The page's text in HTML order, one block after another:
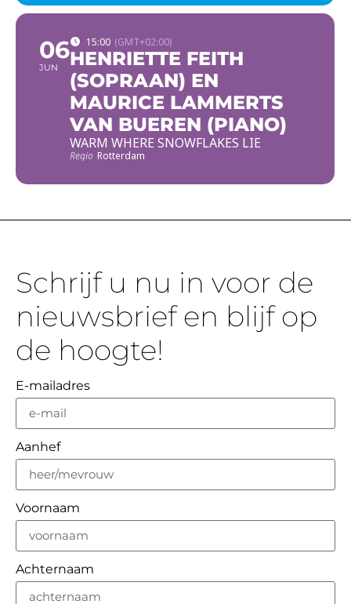
06
JUN
15:00 (GMT+02:00)
HENRIETTE FEITH
(SOPRAAN) EN
MAURICE LAMMERTS
VAN BUEREN (PIANO)
WARM WHERE SNOWFLAKES LIE
Regio Rotterdam
Schrijf u nu in voor de
nieuwsbrief en blijf op
de hoogte!
E-mailadres
Aanhef
Voornaam
Achternaam